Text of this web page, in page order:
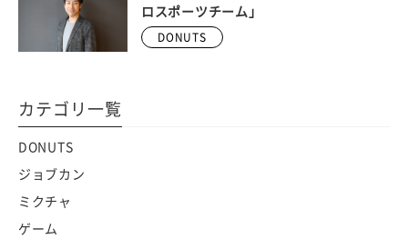
ロスポーツチーム」
DONUTS
カテゴリ一覧
DONUTS
ジョブカン
ミクチャ
ゲーム